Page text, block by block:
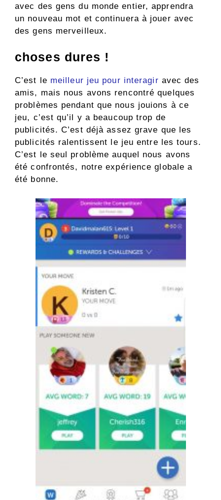
avec des gens du monde entier, apprendra
un nouveau mot et continuera à jouer avec
des gens merveilleux.
choses dures !
C’est le meilleur jeu pour interagir avec des
amis, mais nous avons rencontré quelques
problèmes pendant que nous jouions à ce
jeu, c’est qu’il y a beaucoup trop de
publicités. C’est déjà assez grave que les
publicités ralentissent le jeu entre les tours.
C’est le seul problème auquel nous avons
été confrontés, notre expérience globale a
été bonne.